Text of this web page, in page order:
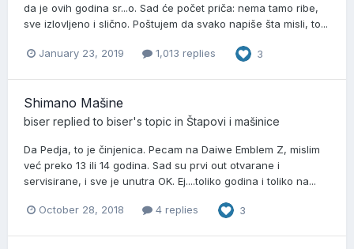
da je ovih godina sr...o. Sad će počet priča: nema tamo ribe,
sve izlovljeno i slično. Poštujem da svako napiše šta misli, to...
January 23, 2019 1,013 replies 3
Shimano Mašine
biser replied to biser's topic in Štapovi i mašinice
Da Pedja, to je činjenica. Pecam na Daiwe Emblem Z, mislim
već preko 13 ili 14 godina. Sad su prvi out otvarane i
servisirane, i sve je unutra OK. Ej....toliko godina i toliko na...
October 28, 2018 4 replies 3